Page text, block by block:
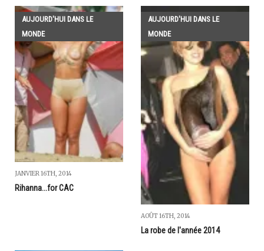
AUJOURD'HUI DANS LE
MONDE
JANVIER 16TH, 2014
Rihanna...for CAC
AUJOURD'HUI DANS LE
MONDE
AOÛT 16TH, 2014
La robe de l'année 2014